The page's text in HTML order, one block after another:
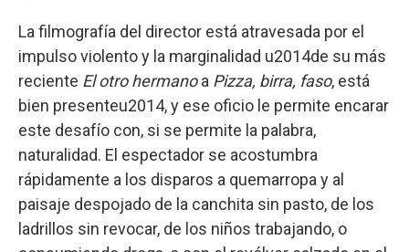
La filmografía del director está atravesada por el
impulso violento y la marginalidad u2014de su más
reciente El otro hermanoa Pizza, birra, faso, está
bien presenteu2014, y ese oficio le permite encarar
este desafío con, si se permite la palabra,
naturalidad. El espectador se acostumbra
rápidamente a los disparos a quemarropa y al
paisaje despojado de la canchita sin pasto, de los
ladrillos sin revocar, de los niños trabajando, o